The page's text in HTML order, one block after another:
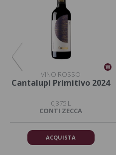
W
VINO ROSSO
Cantalupi Primitivo 2024
0,375 L
CONTI ZECCA
ACQUISTA